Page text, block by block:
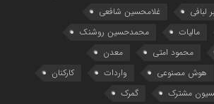
لبافی
غلامحسین شافعی
مالیات
محمدحسین روشنک
محمود امتی
معدن
هوش مصنوعی واردات
کارکنان
مشترک گمرک